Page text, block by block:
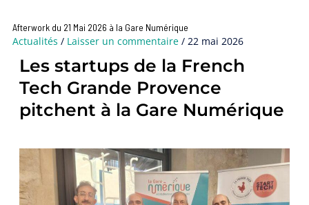
Afterwork du 21 Mai 2026 à la Gare Numérique
Actualités / Laisser un commentaire /22 mai 2026
Les startups de la French
Tech Grande Provence
pitchent à la Gare Numérique